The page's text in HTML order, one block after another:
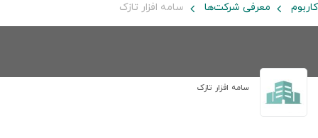
کاربوم معرفی شرکت‌ها سامه افزار تازک
سامه افزار تازک